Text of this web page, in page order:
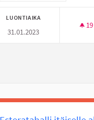
LUONTIAIKA
31.01.2023
19